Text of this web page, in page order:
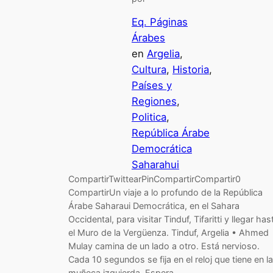
Eq. Páginas
Árabes
en Argelia
Cultura, Historia
Países y
Regiones
Politica
República Árabe
Democrática
Saharahui
CompartirTwittearPinCompartirCompartir0
CompartirUn viaje a lo profundo de la República
Árabe Saharaui Democrática, en el Sahara
Occidental, para visitar Tinduf, Tifaritti y llegar
el Muro de la Vergüenza. Tinduf, Argelia • Ahmed
Mulay camina de un lado a otro. Está nervioso.
Cada 10 segundos se fija en el reloj que tiene en la